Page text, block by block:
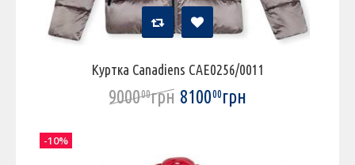
Куртка Canadiens CAE0256/0011
900000грн 810000грн
-10%